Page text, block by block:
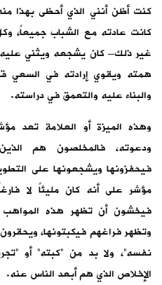
كنت أظن أنني الذي أحظى بهذا
كانت عادته مع الشباب جميعاً،
غير ذلك– كان يشجعه ويثني
همته ويقوي إرادته في السعي
والبناء عليه والتعمق في دراسته.
وهذه الميزة أو العلامة تعد
ودعوته، فالمخلصون هم
فيحفزونها ويشجعونها على
مؤشر على أنه كان مليئاً لا
فيخشون أن تظهر هذه
وتظهر فراغهم فيكبتونها،
نفسه”، ولا بد من “كبته” أو
الإخلاص الذي هم أبعد الناس عنه.